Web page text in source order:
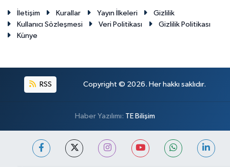
İletişim Kurallar Yayın İlkeleri
Gizlilik
Kullanıcı Sözleşmesi
Veri Politikası
Gizlilik Politikası
Künye
RSS Copyright © 2026. Her hakkı saklıdır.
Haber Yazılımı: TE Bilişim